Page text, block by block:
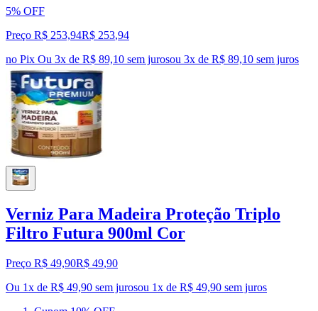
5% OFF
Preço R$ 253,94R$ 253,94
no Pix Ou 3x de R$ 89,10 sem jurosou 3x de R$ 89,10 sem juros
Verniz Para Madeira Proteção Triplo
Filtro Futura 900ml Cor
Preço R$ 49,90R$ 49,90
Ou 1x de R$ 49,90 sem jurosou 1x de R$ 49,90 sem juros